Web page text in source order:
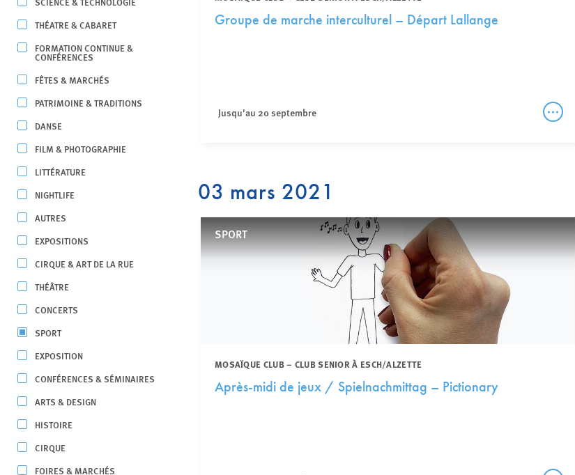
THÉATRE & CABARET
FORMATION CONTINUE &
CONFÉRENCES
FÊTES & MARCHÉS
PATRIMOINE & TRADITIONS
DANSE
FILM & PHOTOGRAPHIE
LITTÉRATURE
NIGHTLIFE
AUTRES
EXPOSITIONS
CIRQUE & ART DE LA RUE
THÉÂTRE
CONCERTS
SPORT
EXPOSITION
CONFÉRENCES & SÉMINAIRES
ARTS & DESIGN
HISTOIRE
CIRQUE
FOIRES & MARCHÉS
Groupe de marche interculturel – Départ Lallange
Jusqu'au 20 septembre
03 mars 2021
SPORT
MOSAÏQUE CLUB – CLUB SENIOR À ESCH/ALZETTE
Après-midi de jeux / Spielnachmittag – Pictionary